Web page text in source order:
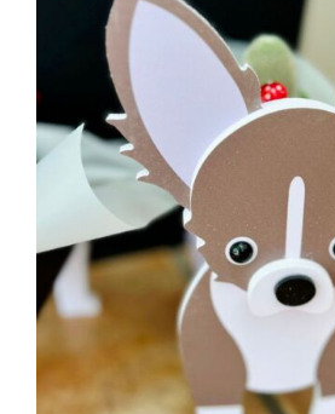
AÑADIR AL CARRITO
DETALLES